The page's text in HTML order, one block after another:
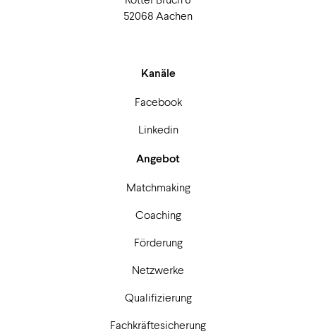
52068 Aachen
Kanäle
Facebook
Linkedin
Angebot
Matchmaking
Coaching
Förderung
Netzwerke
Qualifizierung
Fachkräftesicherung